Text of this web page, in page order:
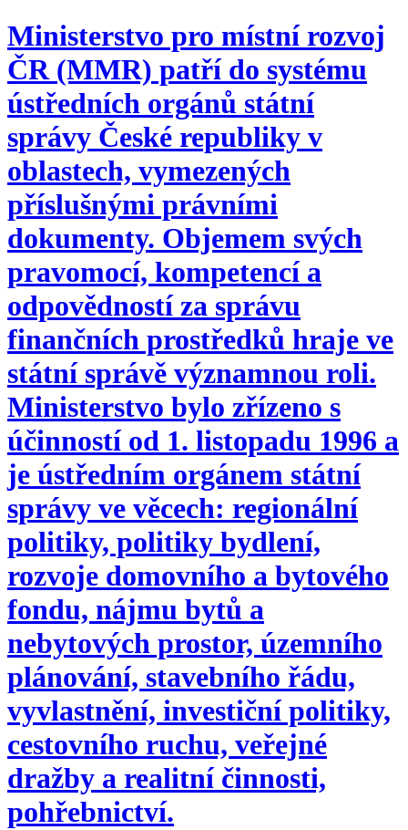
Ministerstvo pro místní rozvoj
ČR (MMR) patří do systému
ústředních orgánů státní
správy České republiky v
oblastech, vymezených
příslušnými právními
dokumenty. Objemem svých
pravomocí, kompetencí a
odpovědností za správu
finančních prostředků hraje ve
státní správě významnou roli.
Ministerstvo bylo zřízeno s
účinností od 1. listopadu 1996 a
je ústředním orgánem státní
správy ve věcech: regionální
politiky, politiky bydlení,
rozvoje domovního a bytového
fondu, nájmu bytů a
nebytových prostor, územního
plánování, stavebního řádu,
vyvlastnění, investiční politiky,
cestovního ruchu, veřejné
dražby a realitní činnosti,
pohřebnictví.